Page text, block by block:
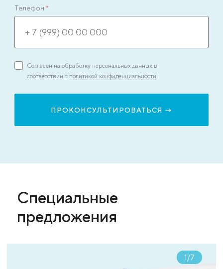
Телефон *
Согласен на обработку персональных данных в
соответствии с политикой конфиденциальности
Специальные
предложения